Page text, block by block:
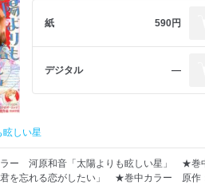
紙 590円
デジタル ―
眩しい星
ー 河原和音「太陽よりも眩しい星」 ★巻
を忘れる恋がしたい」 ★巻中カラー 原作